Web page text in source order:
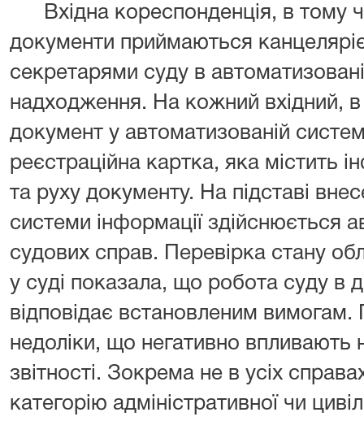
Вхідна кореспонденція, в тому
документи приймаються
секретарями суду в
надходження. На кожний вхідний,
документ у автоматизованій
реєстраційна картка, яка містить
та руху документу. На підставі
системи інформації здійснюється
судових справ. Перевірка стану
у суді показала, що робота суду в
відповідає встановленим
недоліки, що негативно впливають
звітності. Зокрема не в усіх
категорію адміністративної чи